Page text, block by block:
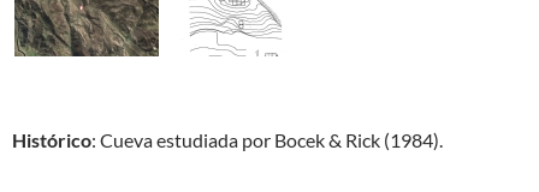
Histórico: Cueva estudiada por Bocek & Rick (1984).